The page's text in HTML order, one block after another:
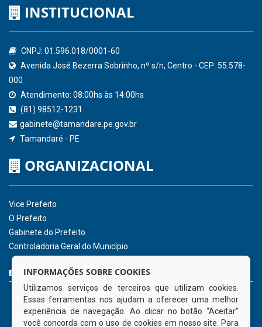
Controladoria-Geral da União
Confederação Nacional de Municípios - CNM
QEdu
Consultar Convênios
Receber Informações sobre novos Repasses
Hora:08:53/ Sexta-Feira,07 de agosto
de 2026
INSTITUCIONAL
CNPJ: 01.596.018/0001-60
000
Atendimento: 08:00hs às 14:00hs
(81) 98512-1231
gabinete@tamandare.pe.gov.br
INFORMAÇÕES SOBRE COOKIES
Utilizamos serviços de terceiros que utilizam cookies.
Essas ferramentas nos ajudam a oferecer uma melhor
experiência de navegação. Ao clicar no botão “Aceitar”
você concorda com o uso de cookies em nosso site. Para